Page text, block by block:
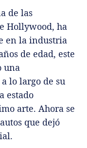
de las
Hollywood, ha
en la industria
de edad, este
una
lo largo de su
estado
arte. Ahora se
que dejó